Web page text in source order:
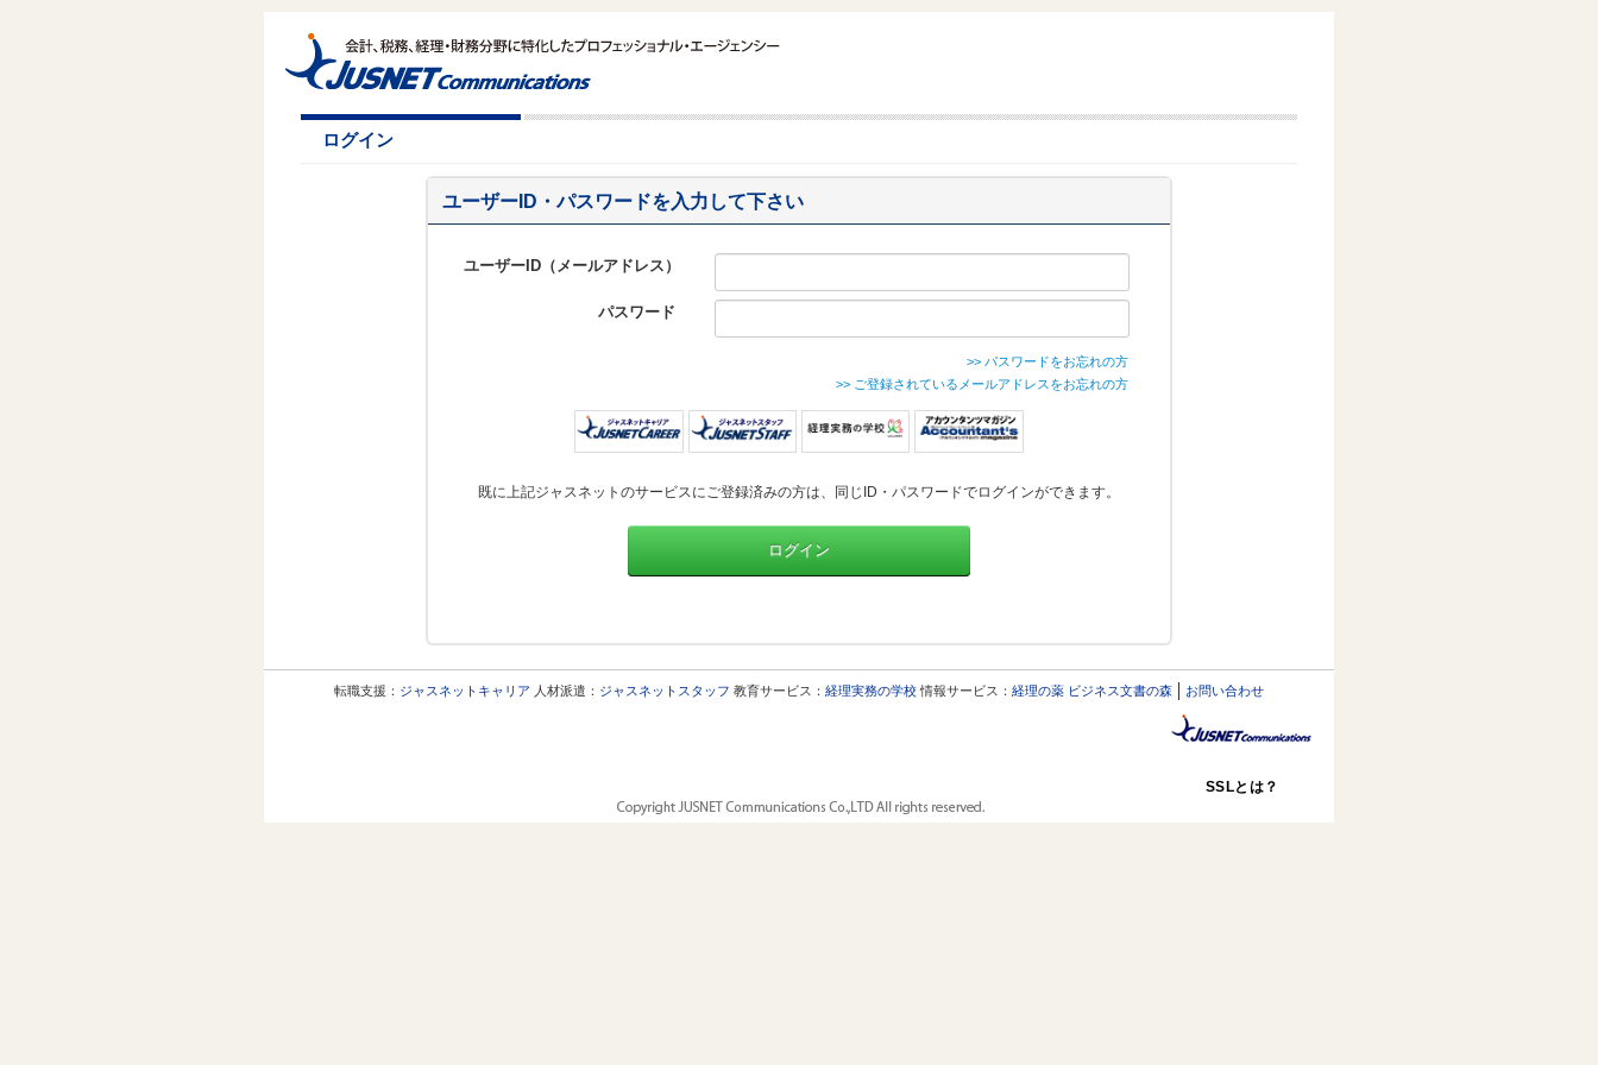
ログイン
ユーザーID・パスワードを入力して下さい
ユーザーID（メールアドレス）
パスワード
>> パスワードをお忘れの方
>> ご登録されているメールアドレスをお忘れの方
既に上記ジャスネットのサービスにご登録済みの方は、同じID・パスワードでログインができます。
ログイン
転職支援： ジャスネットキャリア 人材派遣： ジャスネットスタッフ 教育サービス： 経理実務の学校 情報サービス： 経理の薬 ビジネス文書の森 お問い合わせ
SSLとは？